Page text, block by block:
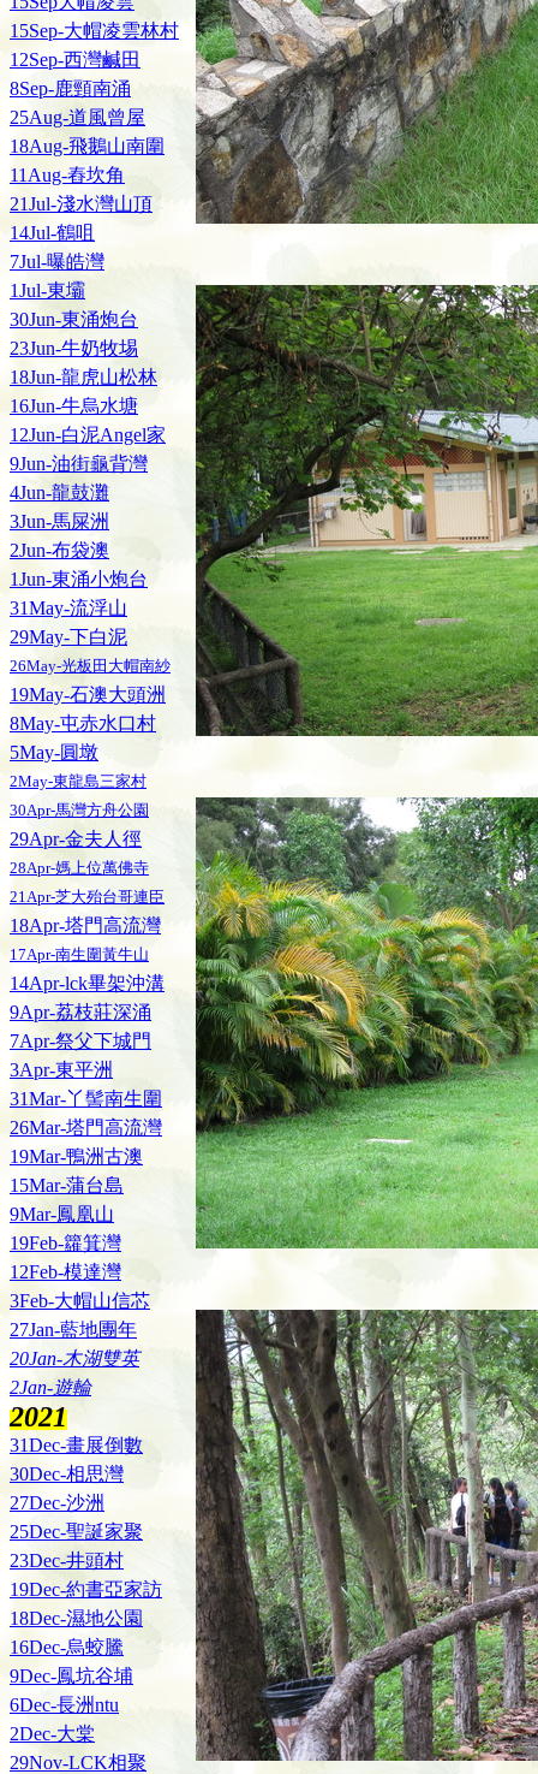
15Sep-大帽凌雲林村
12Sep-西灣鹹田
8Sep-鹿頸南涌
25Aug-道風曾屋
18Aug-飛鵝山南圍
11Aug-舂坎角
21Jul-淺水灣山頂
14Jul-鶴咀
7Jul-曝皓灣
1Jul-東壩
30Jun-東涌炮台
23Jun-牛奶牧埸
18Jun-龍虎山松林
16Jun-牛烏水塘
12Jun-白泥Angel家
9Jun-油街龜背灣
4Jun-龍鼓灘
3Jun-馬屎洲
2Jun-布袋澳
1Jun-東涌小炮台
31May-流浮山
29May-下白泥
26May-光板田大帽南紗
19May-石澳大頭洲
8May-屯赤水口村
5May-圓墩
2May-東龍島三家村
30Apr-馬灣方舟公園
29Apr-金夫人徑
28Apr-媽上位萬佛寺
21Apr-芝大殆台哥連臣
18Apr-塔門高流灣
17Apr-南生圍黃牛山
14Apr-lck畢架沖溝
9Apr-荔枝莊深涌
7Apr-祭父下城門
3Apr-東平洲
31Mar-丫髻南生圍
26Mar-塔門高流灣
19Mar-鴨洲古澳
15Mar-蒲台島
9Mar-鳳凰山
19Feb-籮箕灣
12Feb-模達灣
3Feb-大帽山信芯
27Jan-藍地團年
20Jan-木湖雙英
2Jan-遊輪
2021
31Dec-畫展倒數
30Dec-相思灣
27Dec-沙洲
25Dec-聖誕家聚
23Dec-井頭村
19Dec-約書亞家訪
18Dec-濕地公園
16Dec-烏蛟騰
9Dec-鳳坑谷埔
6Dec-長洲ntu
2Dec-大棠
29Nov-LCK相聚